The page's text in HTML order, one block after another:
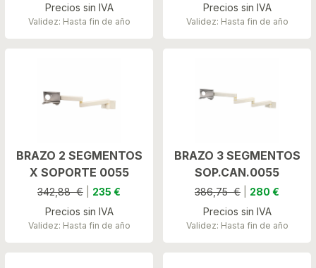
Precios sin IVA
Validez: Hasta fin de año
Precios sin IVA
Validez: Hasta fin de año
BRAZO 2 SEGMENTOS
X SOPORTE 0055
342,88 €
235 €
Precios sin IVA
Validez: Hasta fin de año
BRAZO 3 SEGMENTOS
SOP.CAN.0055
386,75 €
280 €
Precios sin IVA
Validez: Hasta fin de año